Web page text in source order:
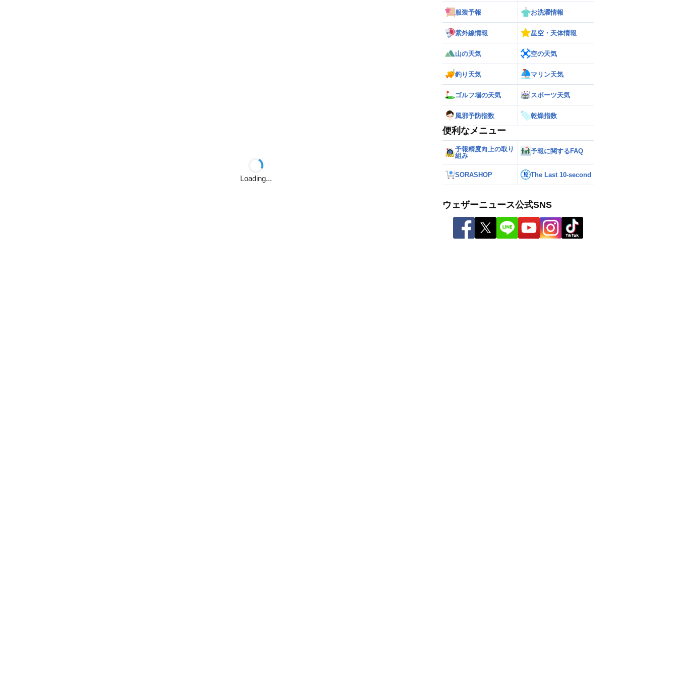
Loading...
服装予報 お洗濯情報
紫外線情報 星空・天体情報
山の天気 空の天気
釣り天気 マリン天気
ゴルフ場の天気 スポーツ天気
風邪予防指数 乾燥指数
便利なメニュー
予報精度向上の取り
組み
予報に関するFAQ
SORASHOP The Last 10-second
ウェザーニュース公式SNS